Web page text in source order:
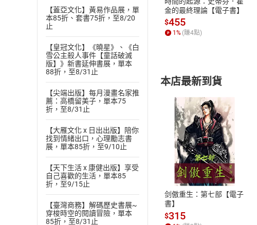
【蓋亞文化】黃易作品展，單
本85折、套書75折，至8/20
止
【皇冠文化】《曉星》、《白
雪公主殺人事件【童話破滅
版】》新書延伸書展，單本
88折，至8/31止
【尖端出版】每月漫畫名家推
薦：高橋留美子，單本75
折，至8/31止
【大雁文化 x 日出出版】陪你
找到情緒出口，心理勵志書
展，單本85折，至9/10止
【天下生活 x 康健出版】享受
自己喜歡的生活，單本85
折，至9/15止
【臺灣商務】解碼歷史書展~
穿梭時空的閱讀冒險，單本
85折，至8/31止
付款方式
ATM轉帳、信用卡、
金的最終理論【電子書】
$455
1 % (賺4點)
本店最新到貨
剑傲重生：第七部【電子
書】
$315